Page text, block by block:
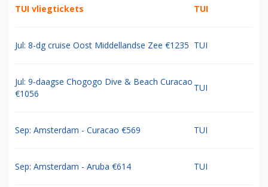
TUI vliegtickets TUI
Jul: 8-dg cruise Oost Middellandse Zee €1235 TUI
Jul: 9-daagse Chogogo Dive & Beach Curacao
€1056
TUI
Sep: Amsterdam - Curacao €569 TUI
Sep: Amsterdam - Aruba €614 TUI